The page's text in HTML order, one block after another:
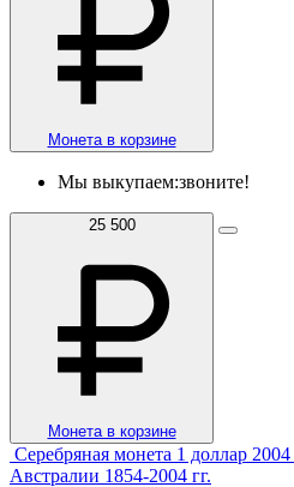
Монета в корзине
Мы выкупаем:звоните!
25 500
Монета в корзине
Серебряная монета 1 доллар
Австралии 1854-2004 гг.